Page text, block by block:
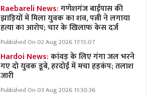
Raebareli News:गणेशगंज बाईपास की
झाड़ियों में मिला युवक का शव, पत्नी ने लगाया
हत्या का आरोप; चार के खिलाफ केस दर्ज
Published On 02 Aug 2026 17:15:07
Hardoi News:कांवड़ के लिए गंगा जल भरने
गए दो युवक डूबे, हरदोई में मचा हड़कंप; तलाश
जारी
Published On 03 Aug 2026 11:30:36